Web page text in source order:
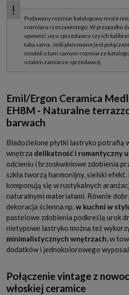
Emil/Ergon Ceramica
EH8M - Naturalne
barwach
Bladozielone płytki lastryko potrafią
wnętrza delikatność i romantyczny
odcieniu i brzoskwiniowe zdobienia
szkła tworzą harmonijny, sielski
komponują się w rustykalnych
naturalnymi materiałami. Równie
dekoracja ścienna np.w kuchni w
pastelowe zdobienia podkreślą urok
nietypowe lastryko można też
minimalistycznych wnętrzach, w
dodatków i jednokolorowego
Połączenie vintage z
włoskiej ceramice